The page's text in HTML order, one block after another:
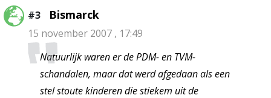
#3 Bismarck
15 november 2007 , 17:49
Natuurlijk waren er de PDM- en TVM-
schandalen, maar dat werd afgedaan als een
stel stoute kinderen die stiekem uit de